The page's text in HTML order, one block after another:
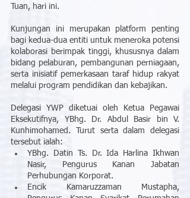
Tuan, hari ini.
Kunjungan ini merupakan platform penting
bagi kedua-dua entiti untuk meneroka potensi
kolaborasi berimpak tinggi, khususnya dalam
bidang pelaburan, pembangunan perniagaan,
serta inisiatif pemerkasaan taraf hidup rakyat
melalui program pendidikan dan kebajikan.
Delegasi YWP diketuai oleh Ketua Pegawai
Eksekutifnya, YBhg. Dr. Abdul Basir bin V.
Kunhimohamed. Turut serta dalam delegasi
tersebut ialah:
YBhg. Datin Ts. Dr. Ida Harlina Ikhwan
Nasir, Pengurus Kanan Jabatan
Perhubungan Korporat.
Encik Kamaruzzaman Mustapha,